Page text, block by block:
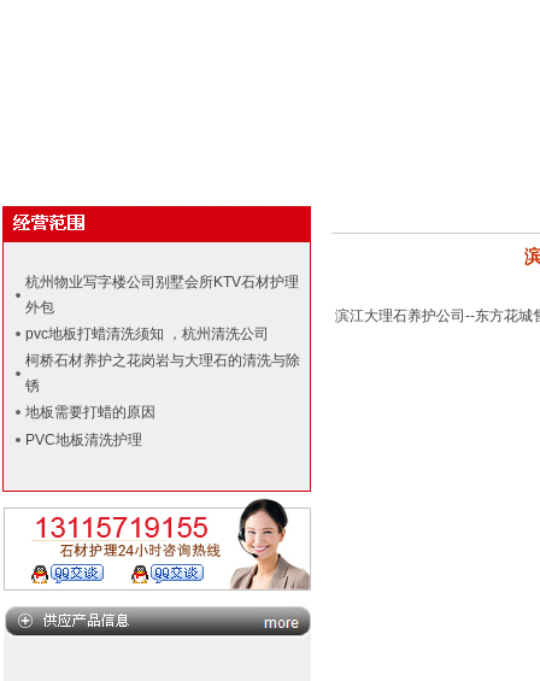
杭州物业写字楼公司别墅会所KTV石材护理
外包
pvc地板打蜡清洗须知 ，杭州清洗公司
柯桥石材养护之花岗岩与大理石的清洗与除
锈
地板需要打蜡的原因
PVC地板清洗护理
滨江大理石养护公司--东方花城